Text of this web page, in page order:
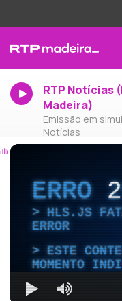
RTP Notícias
Madeira)
Emissão em
Notícias
ERRO
HLS.JS
ERROR
ESTE
MOMENTO